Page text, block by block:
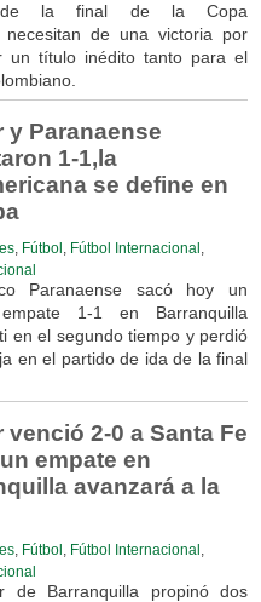
de la final de la Copa
de una victoria por
un título inédito tanto para el
y Paranaense
1-1,la
se define en
, Fútbol Fútbol Internacional
Paranaense sacó hoy un
1-1 en Barranquilla
en el segundo tiempo y perdió
en el partido de ida de la final
venció 2-0 a Santa Fe
empate en
avanzará a la
, Fútbol Fútbol Internacional
de Barranquilla propinó dos